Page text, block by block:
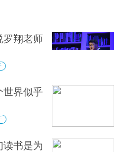
罗翔老师
世界似乎
书是为